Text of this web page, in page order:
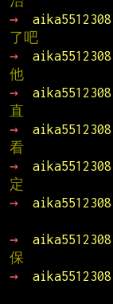
→
aika5512308
了吧
→
aika5512308
他
→
aika5512308
直
→
aika5512308
看
→
aika5512308
定
→
aika5512308
→
aika5512308
保
→
aika5512308